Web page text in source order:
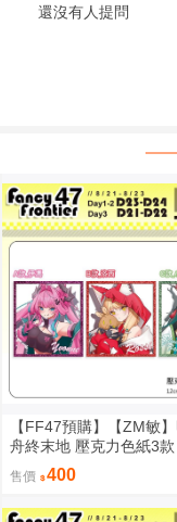
還沒有人提問
【FF47預購】【ZM敏
舟終末地 壓克力色紙3
[洛西][莊芳宜]
售價 400